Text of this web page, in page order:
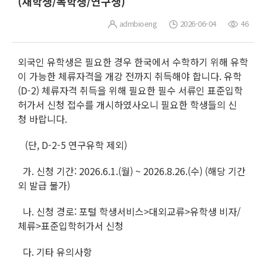
admbioeng 2026-06-04 46
외국인 유학생은 필요한 경우 한국에서 수학하기 위해 유학
이 가능한 체류자격을 개강 전까지 취득해야 합니다. 유학
(D-2) 체류자격 취득을 위해 필요한 필수 서류인 표준입학
허가서 신청 접수를 개시하였사오니 필요한 학생들의 신
청 바랍니다.
(단, D-2-5 연구유학 제외)
가. 신청 기간: 2026.6.1.(월) ~ 2026.8.26.(수) (해당 기간
외 발급 불가)
나. 신청 경로: 포털 학생서비스>대외교류>유학생 비자/
체류>표준입학허가서 신청
다. 기타 유의사항